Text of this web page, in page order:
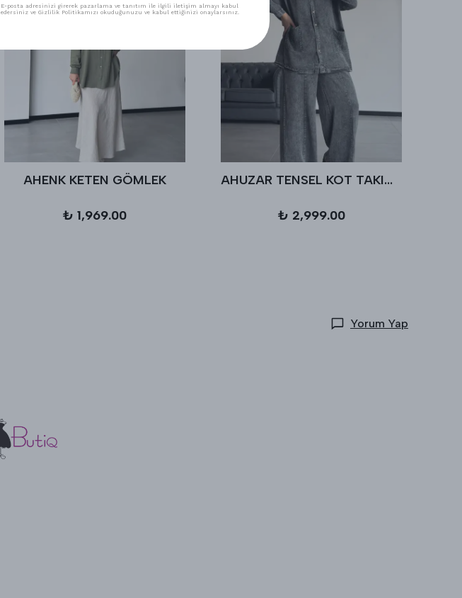
AHENK KETEN GÖMLEK
₺ 1,969.00
AHUZAR TENSEL KOT TAKIM - Antrasit
₺ 2,999.00
Yorum Yap
E-posta adresinizi girerek pazarlama ve tanıtım ile ilgili iletişim almayı kabul
edersiniz ve Gizlilik Politikamızı okuduğunuzu ve kabul ettiğinizi onaylarsınız.